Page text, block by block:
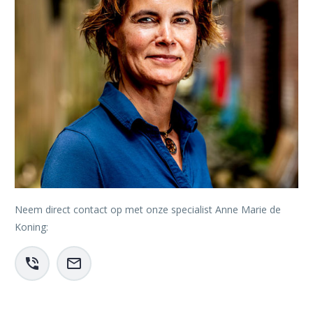
Neem direct contact op met onze specialist Anne Marie de
Koning:

 
